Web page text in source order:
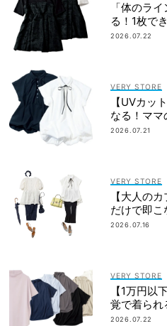
「体のラ
る！1枚で
見えTシャツ
2026.07.22
VERY STORE
【UVカッ
なる！ママ
2026.07.21
VERY STORE
【大人の
だけで即
2026.07.16
VERY STORE
【1万円以
覚で着られ
にならない
2026.07.22